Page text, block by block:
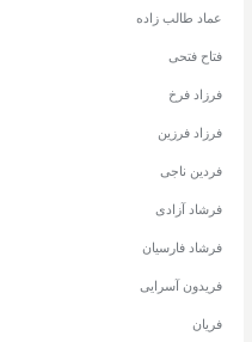
عماد طالب زاده
فتاح فتحی
فرزاد فرخ
فرزاد فرزین
فردین ناجی
فرشاد آزادی
فرشاد فارسیان
فریدون آسرایی
فریان